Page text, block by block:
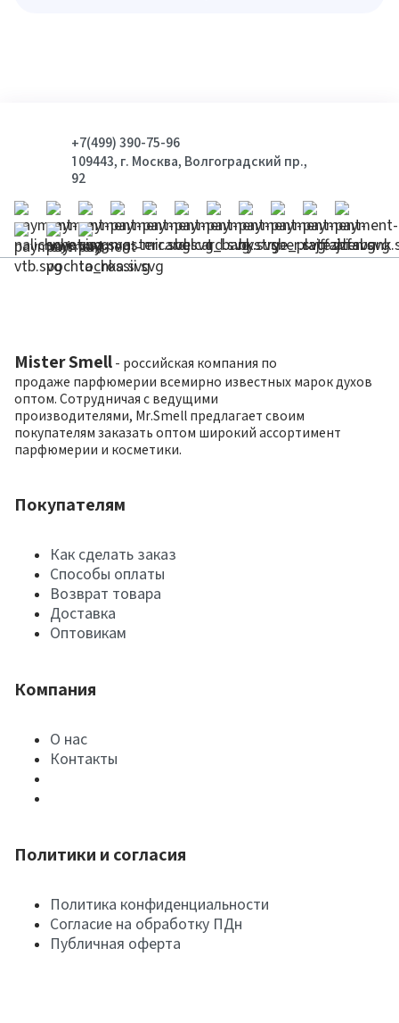
+7(499) 390-75-96
109443, г. Москва, Волгоградский пр.,
92
Mister Smell - российская компания по
продаже парфюмерии всемирно известных марок духов
оптом. Сотрудничая с ведущими
производителями, Mr.Smell предлагает своим
покупателям заказать оптом широкий ассортимент
парфюмерии и косметики.
Покупателям
Как сделать заказ
Способы оплаты
Возврат товара
Доставка
Оптовикам
Компания
О нас
Контакты
Политики и согласия
Политика конфиденциальности
Согласие на обработку ПДн
Публичная оферта